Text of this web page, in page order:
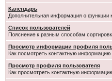
Календарь
Дополнительная информация о функции
Список пользователей
Пояснение к разным способам
Просмотр информации профиля
Как посмотреть контактную информацию
Просмотр профиля пользователя
Как просмотреть контактную